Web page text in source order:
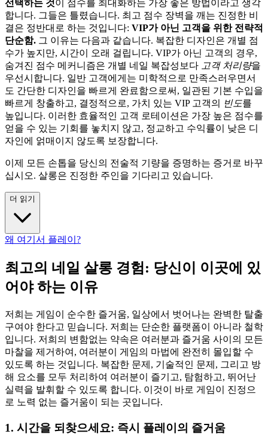
선택하는 것이 점수를 최대화하는 가장 좋은 방법이라고 생각
합니다. 그들은 틀렸습니다. 최고 점수 장벽을 깨는 진정한 비
결은 정반대로 하는 것입니다: VIP가 아닌 고객을 위한 전략적
단순함. 그 이유는 다음과 같습니다. 복잡한 디자인은 개별 점
수가 높지만, 시간이 오래 걸립니다. VIP가 아닌 고객의 경우,
숨겨진 점수 메커니즘은 개별 네일 복잡성보다 고객 처리량을
우선시합니다. 일반 고객에게는 미학적으로 만족스러우면서
도 간단한 디자인을 빠르게 완료함으로써, 일관된 기본 수입을
빠르게 창출하고, 결정적으로, 가치 있는 VIP 고객의
빈도를
높입니다. 이러한 효율적인 고객 로테이션은 가장 높은 점수를
얻을 수 있는 기회를 놓치지 않고, 정교하고 수익률이 낮은 디
자인에 얽매이지 않도록 보장합니다.
이제 모든 손톱을 당신의 전술적 기량을 증명하는 증거로 바꾸
십시오. 살롱은 진정한 주인을 기다리고 있습니다.
더 읽기
왜 여기서 플레이?
최고의 네일 살롱 경험: 당신이 이곳에 있
어야 하는 이유
저희는 게임이 순수한 즐거움, 일상에서 벗어나는 완벽한 탈출
구여야 한다고 믿습니다. 저희는 단순한 플랫폼이 아니라 철학
입니다. 저희의 변함없는 약속은 여러분과 즐거움 사이의 모든
마찰을 제거하여, 여러분이 게임의 마법에 완전히 몰입할 수
있도록 하는 것입니다. 복잡한 문제, 기술적인 문제, 그리고 방
해 요소를 모두 처리하여 여러분이 즐기고, 탐험하고, 뛰어난
실력을 발휘할 수 있도록 합니다. 이것이 바로 게임이 진정으
로 노력 없는 즐거움이 되는 곳입니다.
1. 시간을 되찾으세요: 즉시 플레이의 즐거움